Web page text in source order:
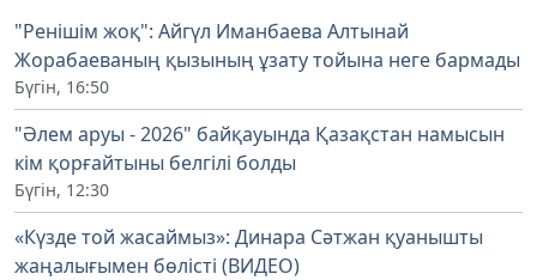
"Ренішім жоқ": Айгүл Иманбаева Алтынай
Жорабаеваның қызының ұзату тойына неге бармады
Бүгін, 16:50
"Әлем аруы - 2026" байқауында Қазақстан намысын
кім қорғайтыны белгілі болды
Бүгін, 12:30
«Күзде той жасаймыз»: Динара Сәтжан қуанышты
жаңалығымен бөлісті (ВИДЕО)